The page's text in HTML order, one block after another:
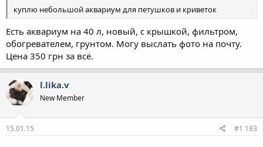
куплю небольшой аквариум для петушков и криветок
Есть аквариум на 40 л, новый, с крышкой, фильтром,
обогревателем, грунтом. Могу выслать фото на почту.
Цена 350 грн за всё.
l.lika.v
New Member
15.01.15 #1 183